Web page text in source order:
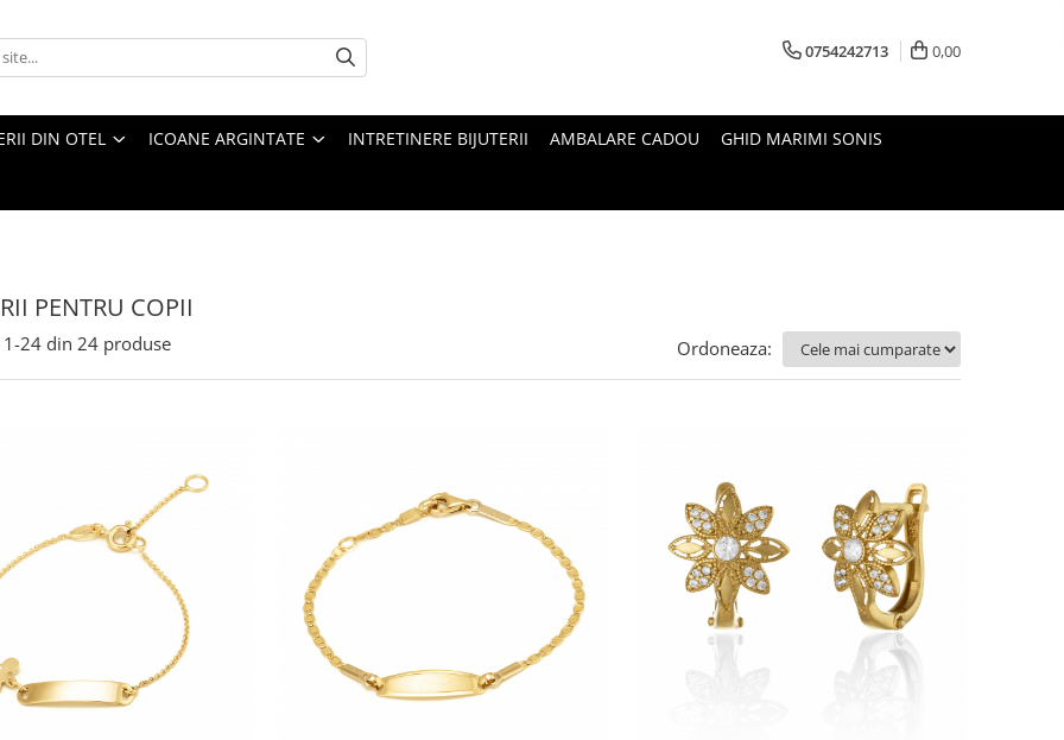
0754242713 0,00
DIN OTEL ICOANE ARGINTATE INTRETINERE BIJUTERII AMBALARE CADOU GHID MARIMI SONIS
PENTRU COPII
1-24 din 24 produse Ordoneaza: